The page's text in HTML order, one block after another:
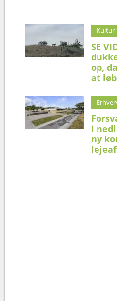
Kultur
SE
op,
at
i
ny